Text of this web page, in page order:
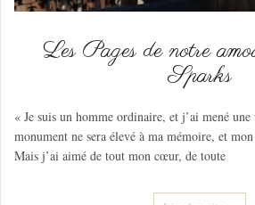
Les Pages de notre
Sparks
« Je suis un homme ordinaire, et j’ai mené
monument ne sera élevé à ma mémoire, et
Mais j’ai aimé de tout mon cœur, de toute